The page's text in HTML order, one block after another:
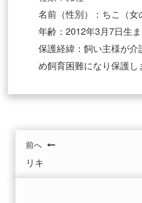
名前（性別）：ちこ（女
年齢：2012年3月7日生
保護経緯：飼い主様が介
め飼育困難になり保護し
前へ
リキ